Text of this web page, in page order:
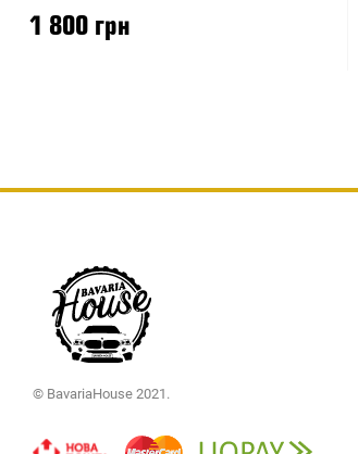
1 800 грн
© BavariaHouse 2021.